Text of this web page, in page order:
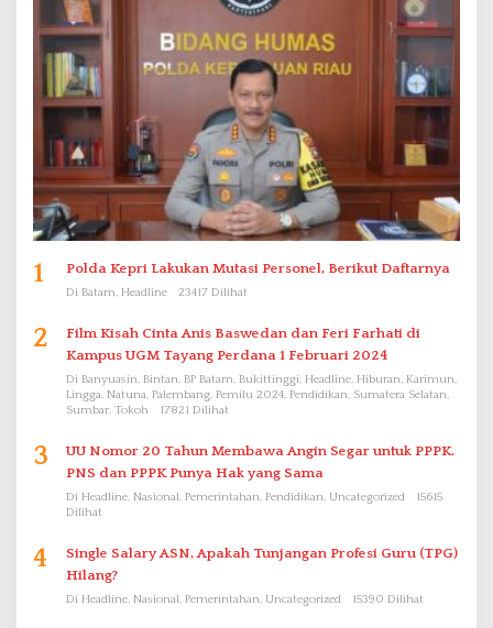
1 Polda Kepri Lakukan Mutasi Personel, Berikut Daftarnya
Di Batam, Headline 23417 Dilihat
2
Film Kisah Cinta Anis Baswedan dan Feri Farhati di
Kampus UGM Tayang Perdana 1 Februari 2024
Di Banyuasin, Bintan, BP Batam, Bukittinggi, Headline, Hiburan, Karimun,
Lingga, Natuna, Palembang, Pemilu 2024, Pendidikan, Sumatera Selatan,
Sumbar, Tokoh
17821 Dilihat
3
UU Nomor 20 Tahun Membawa Angin Segar untuk PPPK.
PNS dan PPPK Punya Hak yang Sama
Di Headline, Nasional, Pemerintahan, Pendidikan, Uncategorized
15615
Dilihat
4
Single Salary ASN, Apakah Tunjangan Profesi Guru (TPG)
Hilang?
Di Headline, Nasional, Pemerintahan, Uncategorized 15390 Dilihat